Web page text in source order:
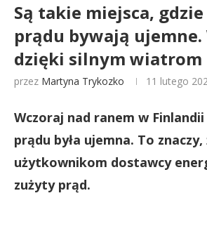
Są takie miejsca,
prądu bywają ujemne.
dzięki silnym wiatrom
przez Martyna Trykozko 11 lutego
Wczoraj nad ranem w
prądu była ujemna. To
użytkownikom dostawcy
zużyty prąd.